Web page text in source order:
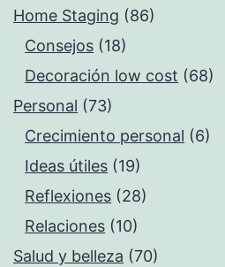
Home Staging (86)
Consejos (18)
Decoración low cost (68)
Personal (73)
Crecimiento personal (6)
Ideas útiles (19)
Reflexiones (28)
Relaciones (10)
Salud y belleza (70)